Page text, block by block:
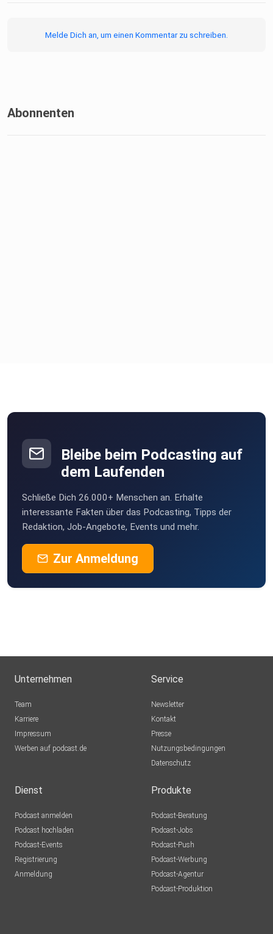
Unsere "Sweet-Spots" findet ihr hier:
Melde Dich an, um einen Kommentar zu schreiben.
Abonnenten
Bleibe beim Podcasting auf
dem Laufenden
Schließe Dich 26.000+ Menschen an. Erhalte
interessante Fakten über das Podcasting, Tipps der
Redaktion, Job-Angebote, Events und mehr.
Zur Anmeldung
Unternehmen
Team
Karriere
Impressum
Werben auf podcast.de
Service
Newsletter
Kontakt
Presse
Nutzungsbedingungen
Datenschutz
Dienst
Podcast anmelden
Podcast hochladen
Podcast-Events
Registrierung
Anmeldung
Produkte
Podcast-Beratung
Podcast-Jobs
Podcast-Push
Podcast-Werbung
Podcast-Agentur
Podcast-Produktion